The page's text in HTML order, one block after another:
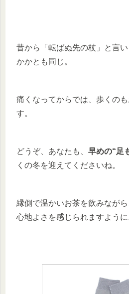
昔から「転ばぬ先の杖」と言い
かかとも同じ。
痛くなってからでは、歩くの
す。
どうぞ、あなたも、 早めの“足
くの冬を迎えてくださいね。
縁側で温かいお茶を飲みながら
心地よさを感じられますように